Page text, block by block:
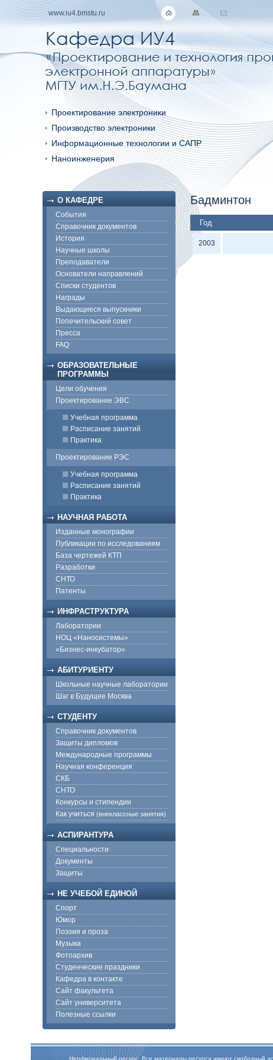
www.iu4.bmstu.ru
Проектирование электроники
Производство электроники
Информационные технологии и САПР
Наноинженерия
О КАФЕДРЕ
События
Справочник документов
История
Научные школы
Преподаватели
Основатели направлений
Списки студентов
Награды
Выдающиеся выпускники
Попечительский совет
Пресса
FAQ
ОБРАЗОВАТЕЛЬНЫЕ
ПРОГРАММЫ
Цели обучения
Проектирование ЭВС
Учебная программа
Расписание занятий
Практика
Проектирование РЭС
Учебная программа
Расписание занятий
Практика
НАУЧНАЯ РАБОТА
Изданные монографии
Публикации по исследованиям
База чертежей КТП
Разработки
СНТО
Патенты
ИНФРАСТРУКТУРА
Лаборатории
НОЦ «Наносистемы»
«Бизнес-инкубатор»
АБИТУРИЕНТУ
Школьные научные лаборатории
Шаг в Будущее Москва
СТУДЕНТУ
Справочник документов
Защиты дипломов
Международные программы
Научная конференция
СКБ
СНТО
Конкурсы и стипендии
Как учиться (внеклассные занятия)
АСПИРАНТУРА
Специальности
Документы
Защиты
НЕ УЧЕБОЙ ЕДИНОЙ
Спорт
Юмор
Поэзия и проза
Музыка
Фотоархив
Студенческие праздники
Кафедра в контакте
Сайт факультета
Сайт университета
Полезные ссылки
Бадминтон
Год
2003
Неофициальный ресурс. Все материалы ресурса имеют свободный